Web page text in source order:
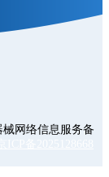
网络信息服务备